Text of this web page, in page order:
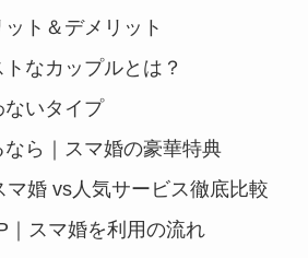
ト＆デメリット
なカップルとは？
ないタイプ
ら｜スマ婚の豪華特典
マ婚 vs人気サービス徹底比較
｜スマ婚を利用の流れ